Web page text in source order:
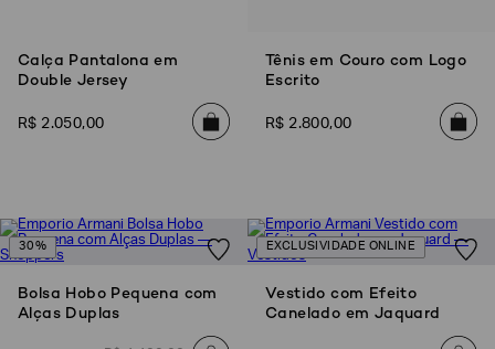
Calça Pantalona em
Double Jersey
R$ 2.050,00
Tênis em Couro com Logo
Escrito
R$ 2.800,00
30%
Bolsa Hobo Pequena com
Alças Duplas
EXCLUSIVIDADE ONLINE
Vestido com Efeito
Canelado em Jaquard